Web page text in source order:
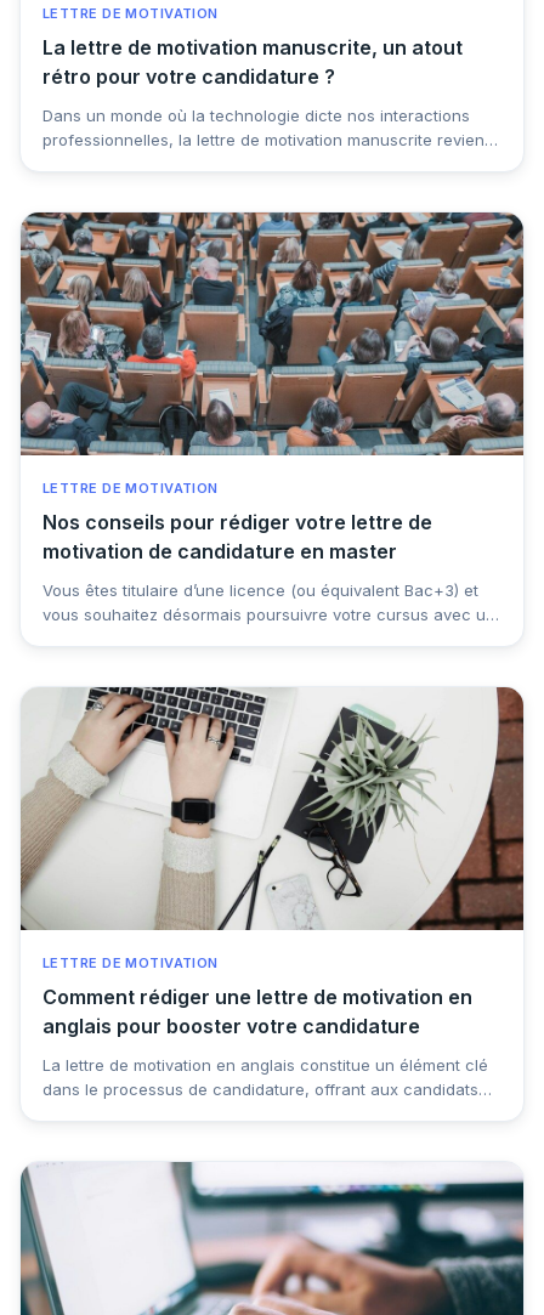
LETTRE DE MOTIVATION
La lettre de motivation manuscrite, un atout
rétro pour votre candidature ?
Dans un monde où la technologie dicte nos interactions
professionnelles, la lettre de motivation manuscrite revient
pratique rétro pourrait-elle réellement faire la différence
dans nos candidatures modernes ? Cet article explore la
renaissance de la lettre manuscrite dans le monde du
recrutement.
LETTRE DE MOTIVATION
Nos conseils pour rédiger votre lettre de
motivation de candidature en master
Vous êtes titulaire d’une licence (ou équivalent Bac+3) et
vous souhaitez désormais poursuivre votre cursus avec un
une lettre de motivation. Cette lettre, parfois négligée par
les candidats, offre pourtant une opportunité unique de
vous démarquer et de montrer au jury d’admission en
master pourquoi vous êtes le candidat idéal. Dans cet
article, découvrez nos conseils pratiques proposés par
CVenligne pour rédiger une lettre de motivation percutante,
spécifiquement adaptée à une candidature en master.
LETTRE DE MOTIVATION
Comment rédiger une lettre de motivation en
anglais pour booster votre candidature
La lettre de motivation en anglais constitue un élément clé
dans le processus de candidature, offrant aux candidats
nos conseils pour réussir votre lettre de motivation dans la
langue de Shakespeare, et donner à votre candidature
toutes les chances d’aboutir !